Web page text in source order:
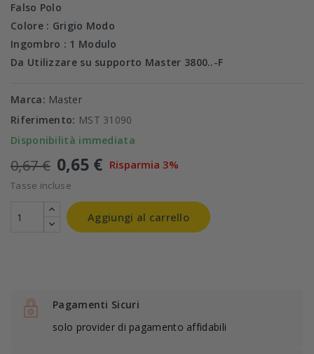
Falso Polo
Colore : Grigio Modo
Ingombro : 1 Modulo
Da Utilizzare su supporto Master 3800..-F
Marca: Master
Riferimento: MST 31090
Disponibilità immediata
0,67 € 0,65 € Risparmia 3%
Tasse incluse
Aggiungi al carrello
Pagamenti Sicuri
solo provider di pagamento affidabili